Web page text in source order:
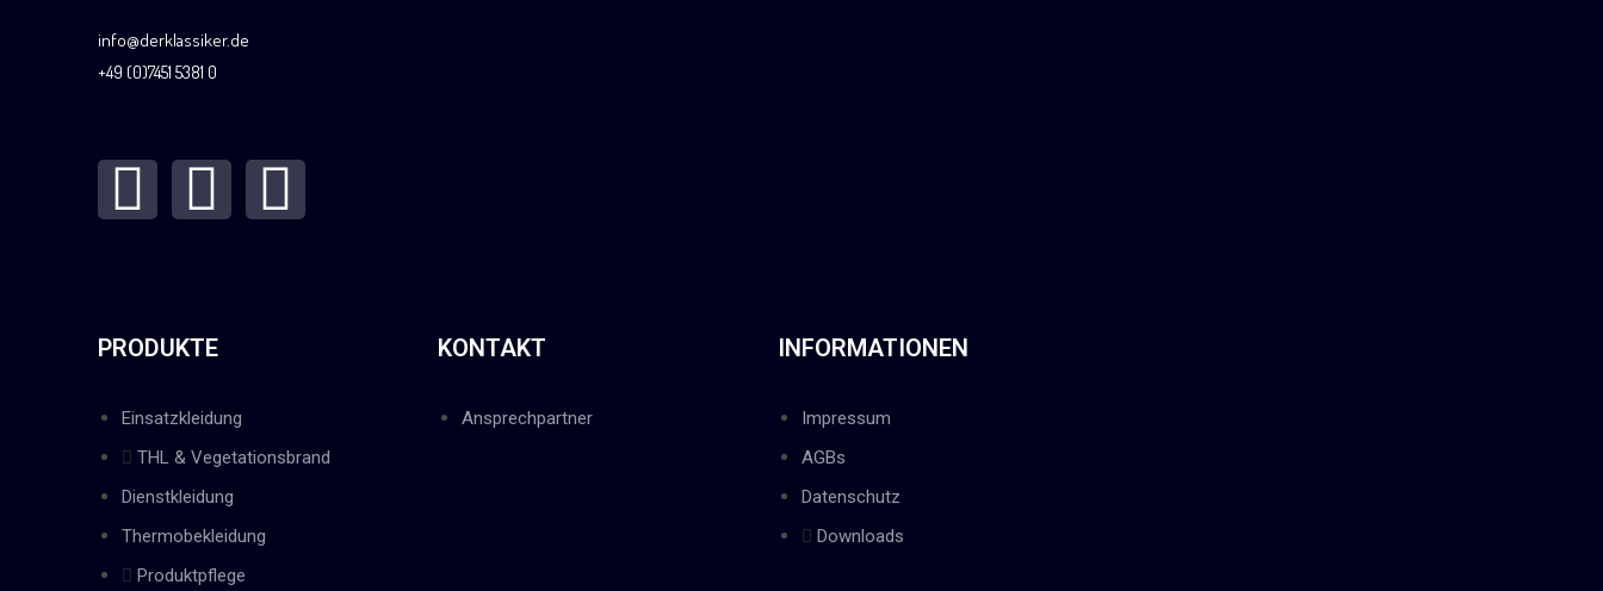
info@derklassiker.de
+49 (0)7451 5381 0
PRODUKTE
Einsatzkleidung
THL & Vegetationsbrand
Dienstkleidung
Thermobekleidung
Produktpflege
KONTAKT
Ansprechpartner
INFORMATIONEN
Impressum
AGBs
Datenschutz
Downloads